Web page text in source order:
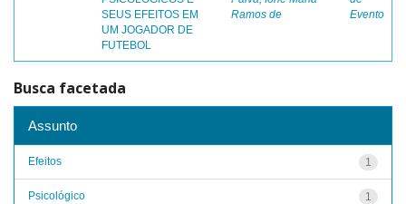
SEUS EFEITOS EM
UM JOGADOR DE
FUTEBOL
Ramos de
Evento
Busca facetada
Assunto
1
Efeitos
1
Psicológico